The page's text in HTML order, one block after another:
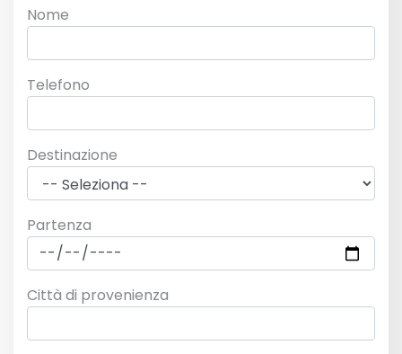
Nome
Telefono
Destinazione
Partenza
Città di provenienza